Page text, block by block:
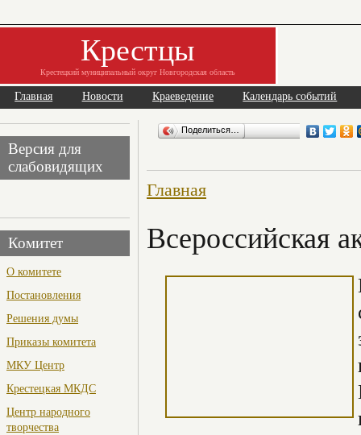
Крестцы
Крестецкий муниципальный округ Новгородская область
Главная Новости Краеведение Календарь событий
Версия для
слабовидящих
Комитет
О комитете
Постановления
Решения думы
Приказы комитета
МКУ Центр
Крестецкая МКДС
Центр народного
творчества
Поделиться…
Главная
Всероссийская